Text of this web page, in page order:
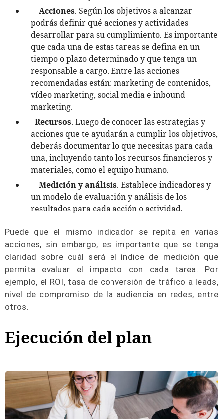
Acciones. Según los objetivos a alcanzar
podrás definir qué acciones y actividades
desarrollar para su cumplimiento. Es importante
que cada una de estas tareas se defina en un
tiempo o plazo determinado y que tenga un
responsable a cargo. Entre las acciones
recomendadas están: marketing de contenidos,
vídeo marketing, social media e inbound
marketing.
Recursos. Luego de conocer las estrategias y
acciones que te ayudarán a cumplir los objetivos,
deberás documentar lo que necesitas para cada
una, incluyendo tanto los recursos financieros y
materiales, como el equipo humano.
Medición y análisis. Establece indicadores y
un modelo de evaluación y análisis de los
resultados para cada acción o actividad.
Puede que el mismo indicador se repita en varias
acciones, sin embargo, es importante que se tenga
claridad sobre cuál será el índice de medición que
permita evaluar el impacto con cada tarea. Por
ejemplo, el ROI, tasa de conversión de tráfico a leads,
nivel de compromiso de la audiencia en redes, entre
otros.
Ejecución del plan